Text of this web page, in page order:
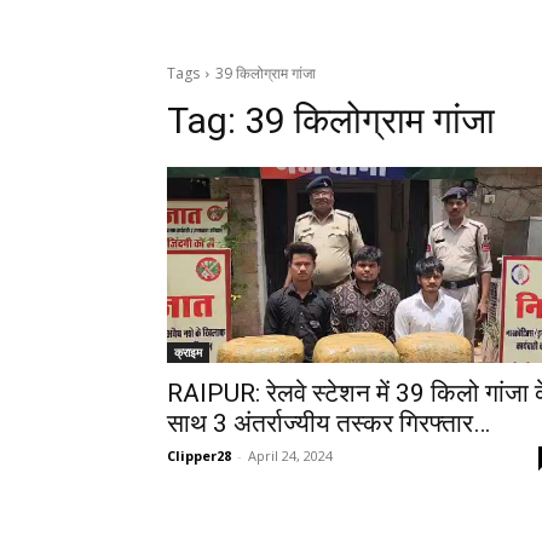
Tags 39 किलोग्राम गांजा
Tag: 39 किलोग्राम गांजा
क्राइम
RAIPUR: रेलवे स्टेशन में 39 किलो गांजा
साथ 3 अंतर्राज्यीय तस्कर गिरफ्तार…
Clipper28 - April 24, 2024